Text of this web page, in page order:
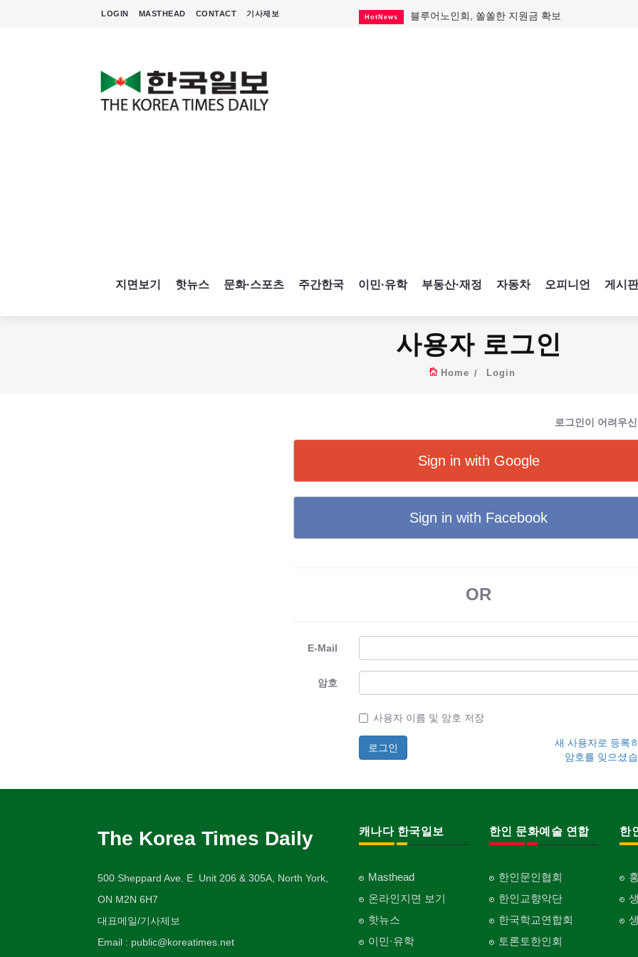
LOGIN MASTHEAD CONTACT 기사제보 HotNews 블루어노인회, 쏠쏠한 지원금 확보
지면보기 핫뉴스 문화·스포츠 주간한국 이민·유학 부동산·재정 자동차 오피니언 게시판
사용자 로그인
Home Login
로그인이 어려우
Sign in with Google
Sign in with Facebook
OR
E-Mail
암호
사용자 이름 및 암호 저장
새 사용자로 등록
암호를 잊으셨
The Korea Times Daily
500 Sheppard Ave. E. Unit 206 & 305A, North York,
ON M2N 6H7
대표메일/기사제보
Email : public@koreatimes.net
캐나다 한국일보
Masthead
온라인지면 보기
핫뉴스
이민·유학
한인 문화예술 연합
한인문인협회
한인교향악단
한국학교연합회
토론토한인회
한